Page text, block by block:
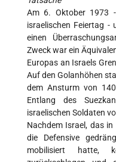
Am 6. Oktober 1973
israelischen Feiertag -
einen
Zweck war ein
Europas an Israels
Auf den Golanhöhen
dem Ansturm von
Entlang des
israelischen Soldaten
Nachdem Israel, das
die Defensive
mobilisiert hatte,